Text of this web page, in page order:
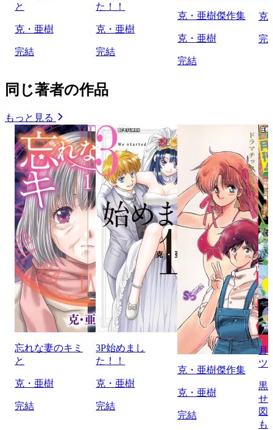
と
克・亜樹
完結
た！！
克・亜樹
完結
克・亜樹傑作集
克・亜樹
完結
克
完
同じ著者の作品
もっと見る
忘れな妻のキミ
と
克・亜樹
完結
3P始めまし
た！！
克・亜樹
完結
克・亜樹傑作集
克・亜樹
完結
月
ツ
黒
せ
図
も